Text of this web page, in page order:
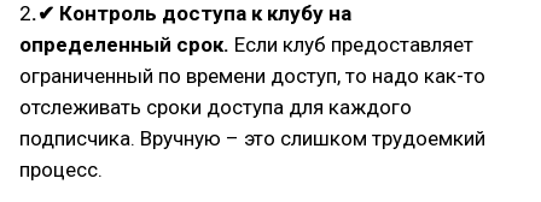
2.✔ Контроль доступа к клубу на
определенный срок. Если клуб предоставляет
ограниченный по времени доступ, то надо как-то
отслеживать сроки доступа для каждого
подписчика. Вручную – это слишком трудоемкий
процесс.